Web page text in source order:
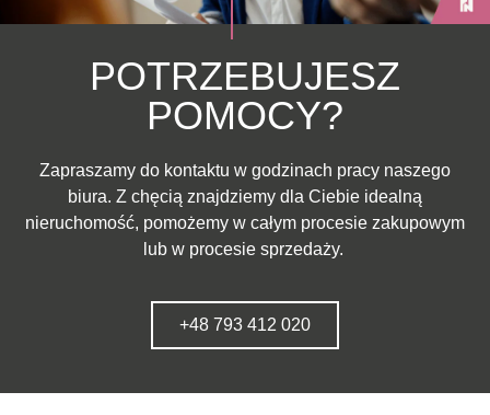
POTRZEBUJESZ
POMOCY?
Zapraszamy do kontaktu w godzinach pracy naszego
biura. Z chęcią znajdziemy dla Ciebie idealną
nieruchomość, pomożemy w całym procesie zakupowym
lub w procesie sprzedaży.
+48 793 412 020